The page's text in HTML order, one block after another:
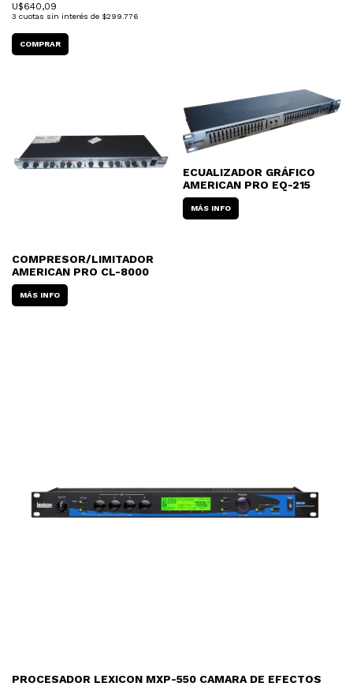
U$640,09
3 cuotas sin interés de $299.776
COMPRESOR/LIMITADOR
AMERICAN PRO CL-8000
MÁS INFO
ECUALIZADOR GRÁFICO
AMERICAN PRO EQ-215
MÁS INFO
PROCESADOR LEXICON MXP-550 CAMARA DE EFECTOS